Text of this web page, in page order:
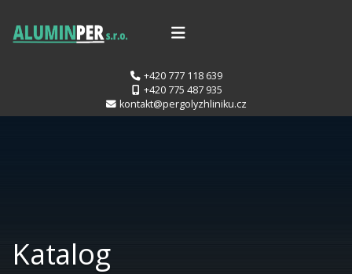
+420 777 118 639
+420 775 487 935
kontakt@pergolyzhliniku.cz
Katalog